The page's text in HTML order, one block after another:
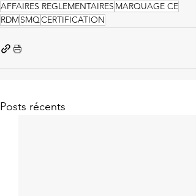
AFFAIRES REGLEMENTAIRES MARQUAGE CE
RDMSMQCERTIFICATION
Posts récents